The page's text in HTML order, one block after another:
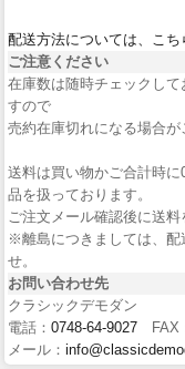
配送方法については、こち
ご注意ください
在庫数は随時チェックし
すので
売約在庫切れになる場合が
送料は買い物かご合計時
品を扱っております。
ご注文メール確認後に送
※離島につきましては、配
せ。
お問い合わせ先
クラシックデモダン
電話： 0748-64-9027 FAX
メール：